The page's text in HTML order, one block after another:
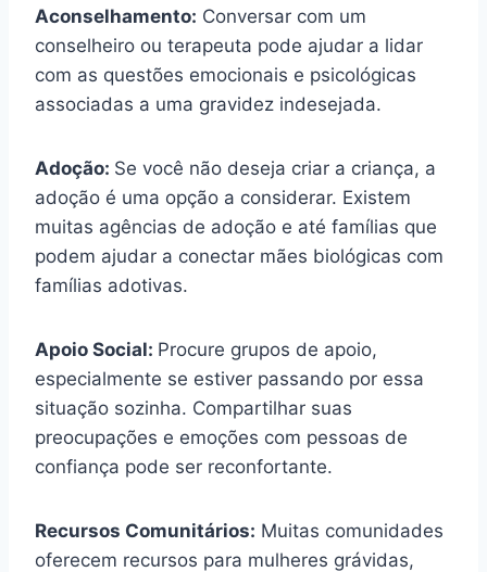
Aconselhamento: Conversar com um
conselheiro ou terapeuta pode ajudar a lidar
com as questões emocionais e psicológicas
associadas a uma gravidez indesejada.
Adoção: Se você não deseja criar a criança, a
adoção é uma opção a considerar. Existem
muitas agências de adoção e até famílias que
podem ajudar a conectar mães biológicas com
famílias adotivas.
Apoio Social: Procure grupos de apoio,
especialmente se estiver passando por essa
situação sozinha. Compartilhar suas
preocupações e emoções com pessoas de
confiança pode ser reconfortante.
Recursos Comunitários: Muitas comunidades
oferecem recursos para mulheres grávidas,